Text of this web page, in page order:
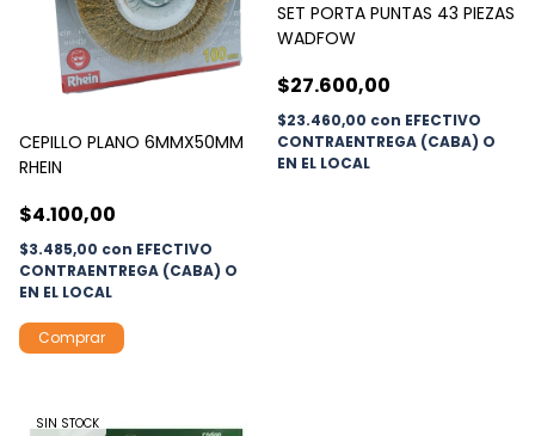
CEPILLO PLANO 6MMX50MM
RHEIN
$4.100,00
$3.485,00 con EFECTIVO
CONTRAENTREGA (CABA) O
EN EL LOCAL
SET PORTA PUNTAS 43 PIEZAS
WADFOW
$27.600,00
$23.460,00 con EFECTIVO
CONTRAENTREGA (CABA) O
EN EL LOCAL
SIN STOCK